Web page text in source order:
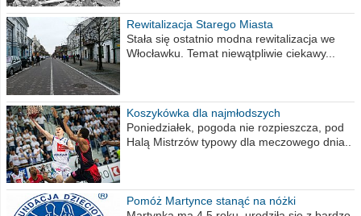
Rewitalizacja Starego Miasta
Stała się ostatnio modna rewitalizacja we
Włocławku. Temat niewątpliwie ciekawy...
Koszykówka dla najmłodszych
Poniedziałek, pogoda nie rozpieszcza, pod
Halą Mistrzów typowy dla meczowego dnia..
Pomóż Martynce stanąć na nóżki